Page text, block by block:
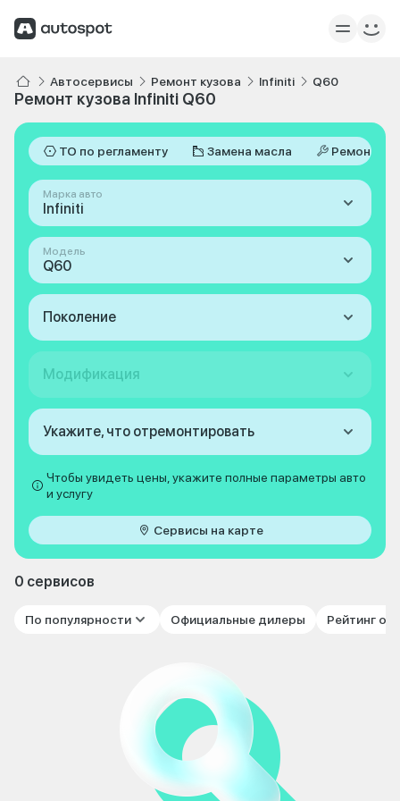
Автосервисы Ремонт кузова Infiniti Q60
Ремонт кузова Infiniti Q60
ТО по регламенту Замена масла Ремонт
Марка авто
Infiniti
Модель
Q60
Поколение
Модификация
Укажите, что отремонтировать
Чтобы увидеть цены, укажите полные параметры авто
и услугу
Сервисы на карте
0 сервисов
По популярности Официальные дилеры Рейтинг